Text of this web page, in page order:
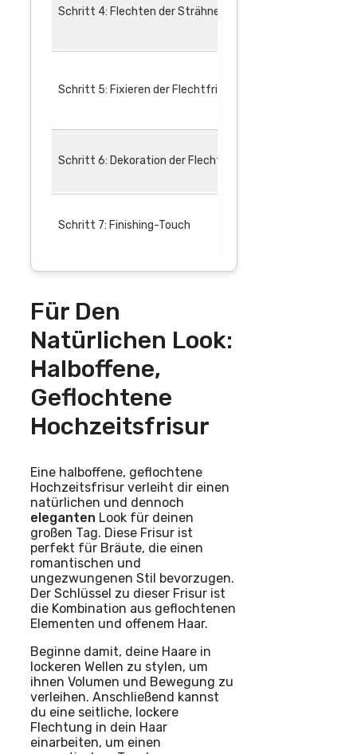
Schritt 4: Flechten der Strähnen
Schritt 5: Fixieren der Flechtfrisur
Schritt 6: Dekoration der Flechtfrisur
Schritt 7: Finishing-Touch
Für Den
Natürlichen Look:
Halboffene,
Geflochtene
Hochzeitsfrisur
Eine halboffene, geflochtene
Hochzeitsfrisur verleiht dir einen
natürlichen und dennoch
eleganten Look für deinen
großen Tag. Diese Frisur ist
perfekt für Bräute, die einen
romantischen und
ungezwungenen Stil bevorzugen.
Der Schlüssel zu dieser Frisur ist
die Kombination aus geflochtenen
Elementen und offenem Haar.
Beginne damit, deine Haare in
lockeren Wellen zu stylen, um
ihnen Volumen und Bewegung zu
verleihen. Anschließend kannst
du eine seitliche, lockere
Flechtung in dein Haar
einarbeiten, um einen